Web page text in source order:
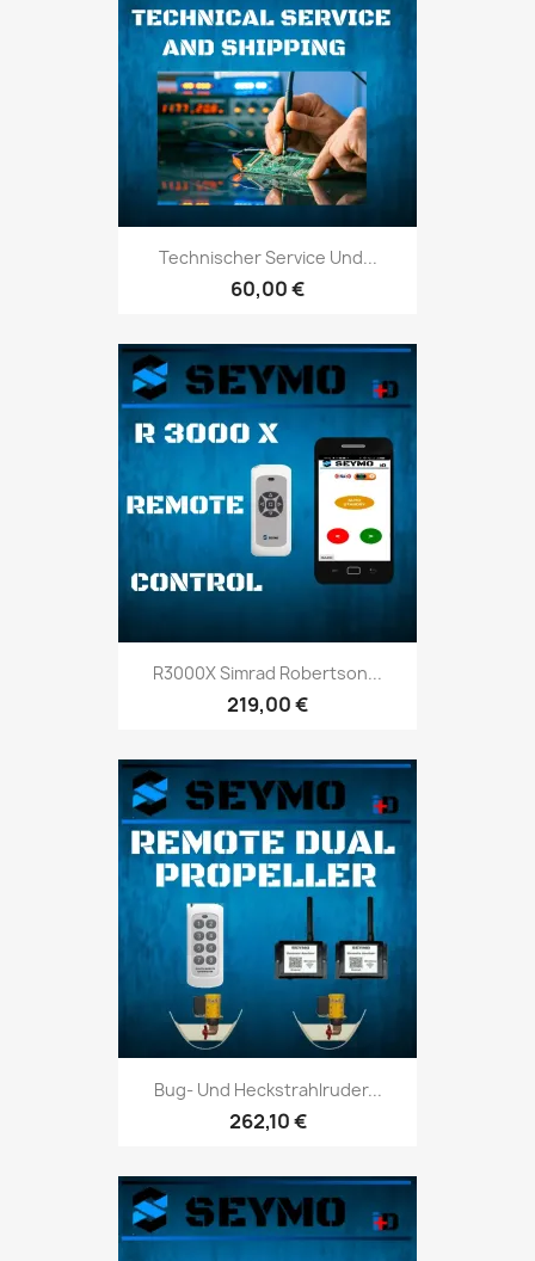
Technischer Service Und...
60,00 €
R3000X Simrad Robertson...
219,00 €
Bug- Und Heckstrahlruder...
262,10 €